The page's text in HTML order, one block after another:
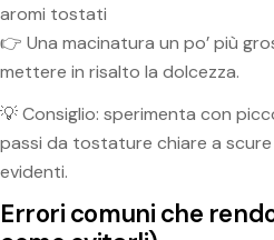
aromi tostati
👉 Una macinatura un po’ più
mettere in risalto la dolcezza.
💡 Consiglio: sperimenta con
passi da tostature chiare a
evidenti.
Errori comuni che